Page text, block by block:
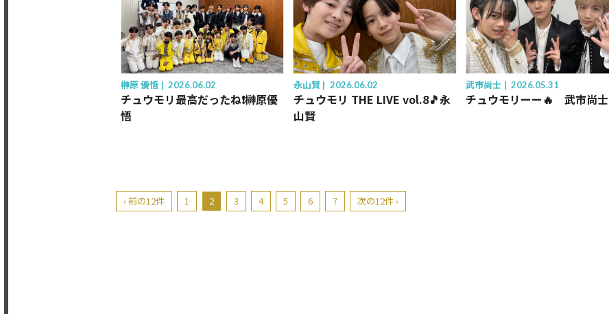
榊󠄀原 優悟 2026.06.02
チュウモリ最高だったね❗️榊原優
悟
永山賢 2026.06.02
チュウモリ THE LIVE vol.8🎵永
山賢
武市尚士 2026.05.31
チュウモリーー🔥 武市尚士
‹ 前の12件 1 2 3 4 5 6 7 次の12件 ›